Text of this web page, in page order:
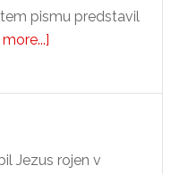
pismu predstavil
about
Jezus rojen v